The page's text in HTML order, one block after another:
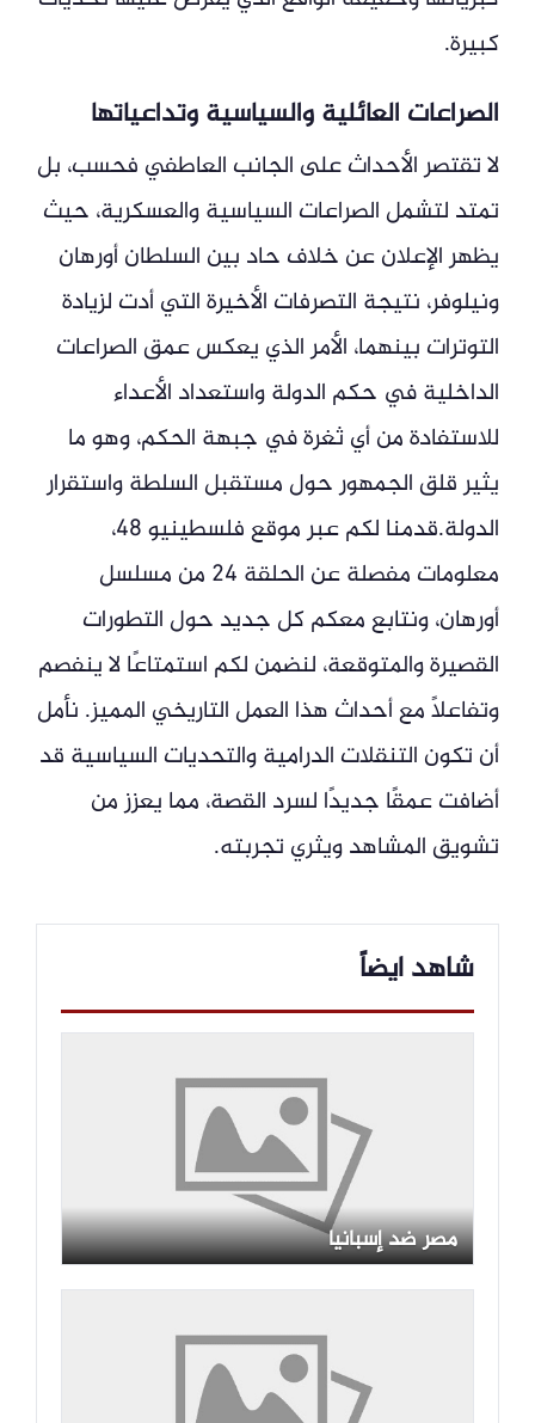
كبيرة.
الصراعات العائلية والسياسية وتداعياتها
لا تقتصر الأحداث على الجانب العاطفي فحسب، بل
تمتد لتشمل الصراعات السياسية والعسكرية، حيث
يظهر الإعلان عن خلاف حاد بين السلطان أورهان
ونيلوفر، نتيجة التصرفات الأخيرة التي أدت لزيادة
التوترات بينهما، الأمر الذي يعكس عمق الصراعات
الداخلية في حكم الدولة واستعداد الأعداء
للاستفادة من أي ثغرة في جبهة الحكم، وهو ما
يثير قلق الجمهور حول مستقبل السلطة واستقرار
الدولة.قدمنا لكم عبر موقع فلسطينيو 48،
معلومات مفصلة عن الحلقة 24 من مسلسل
أورهان، ونتابع معكم كل جديد حول التطورات
القصيرة والمتوقعة، لنضمن لكم استمتاعًا لا ينفصم
وتفاعلًا مع أحداث هذا العمل التاريخي المميز. نأمل
أن تكون التنقلات الدرامية والتحديات السياسية قد
أضافت عمقًا جديدًا لسرد القصة، مما يعزز من
تشويق المشاهد ويثري تجربته.
شاهد ايضاً
مصر ضد إسبانيا